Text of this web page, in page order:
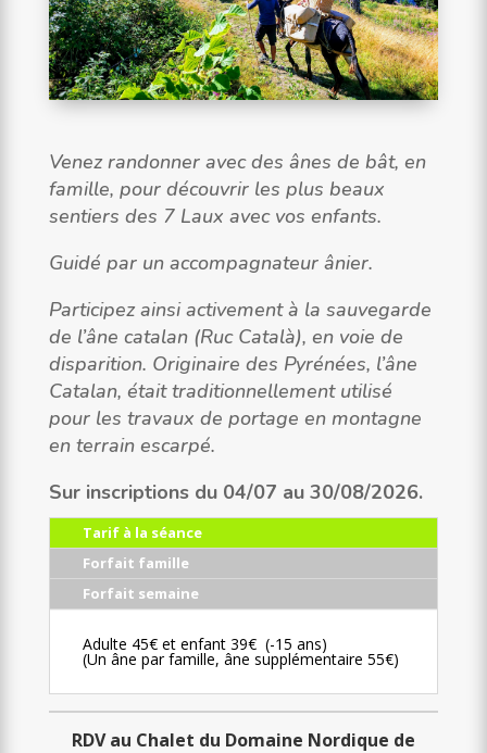
Venez randonner avec des ânes de bât, en
famille, pour découvrir les plus beaux
sentiers des 7 Laux avec vos enfants.
Guidé par un accompagnateur ânier.
Participez ainsi activement à la sauvegarde
de l’âne catalan (Ruc Català), en voie de
disparition. Originaire des Pyrénées, l’âne
Catalan, était traditionnellement utilisé
pour les travaux de portage en montagne
en terrain escarpé.
Sur inscriptions du 04/07 au 30/08/2026.
Tarif à la séance
Forfait famille
Forfait semaine
Adulte 45€ et enfant 39€ (-15 ans)
(Un âne par famille, âne supplémentaire 55€)
RDV au Chalet du Domaine Nordique de